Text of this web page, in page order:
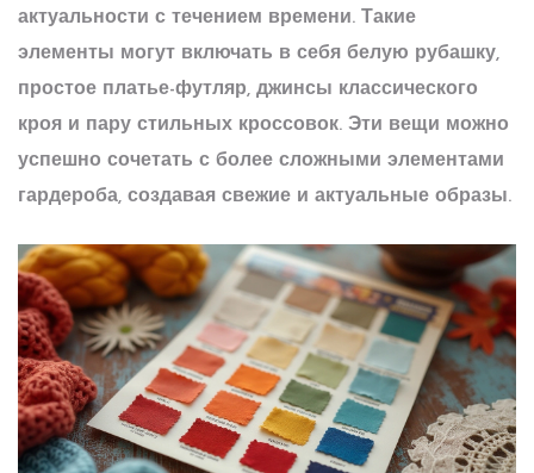
актуальности с течением времени. Такие
элементы могут включать в себя белую рубашку,
простое платье-футляр, джинсы классического
кроя и пару стильных кроссовок. Эти вещи можно
успешно сочетать с более сложными элементами
гардероба, создавая свежие и актуальные образы.